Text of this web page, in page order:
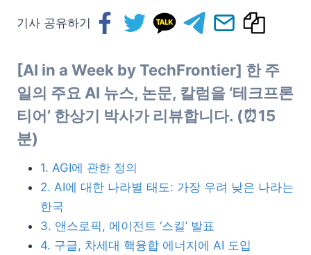
기사 공유하기
[AI in a Week by TechFrontier] 한 주
일의 주요 AI 뉴스, 논문, 칼럼을 ‘테크프론
티어’ 한상기 박사가 리뷰합니다. (⏰15
분)
1. AGI에 관한 정의
2. AI에 대한 나라별 태도: 가장 우려 낮은 나라는
한국
3. 앤스로픽, 에이전트 ‘스킬’ 발표
4. 구글, 차세대 핵융합 에너지에 AI 도입